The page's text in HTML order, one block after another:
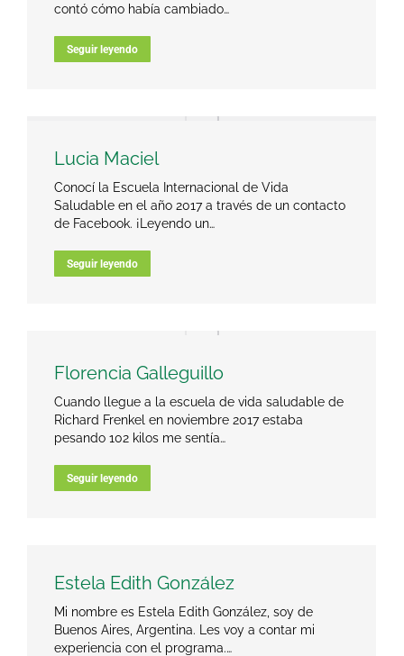
contó cómo había cambiado…
Seguir leyendo
Lucia Maciel
Conocí la Escuela Internacional de Vida
Saludable en el año 2017 a través de un contacto
de Facebook. ¡Leyendo un…
Seguir leyendo
Florencia Galleguillo
Cuando llegue a la escuela de vida saludable de
Richard Frenkel en noviembre 2017 estaba
pesando 102 kilos me sentía…
Seguir leyendo
Estela Edith González
Mi nombre es Estela Edith González, soy de
Buenos Aires, Argentina. Les voy a contar mi
experiencia con el programa.…